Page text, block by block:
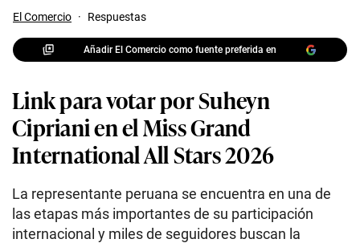
El Comercio · Respuestas
Añadir El Comercio como fuente preferida en
Link para votar por Suheyn
Cipriani en el Miss Grand
International All Stars 2026
La representante peruana se encuentra en una de
las etapas más importantes de su participación
internacional y miles de seguidores buscan la